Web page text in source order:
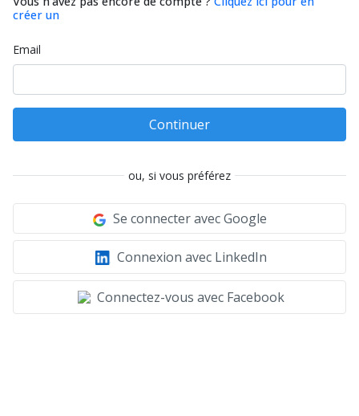
créer un
Email
Continuer
ou, si vous préférez
Se connecter avec Google
Connexion avec LinkedIn
Connectez-vous avec Facebook